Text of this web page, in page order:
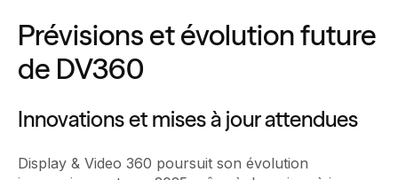
Prévisions et évolution future
de DV360
Innovations et mises à jour attendues
Display & Video 360 poursuit son évolution